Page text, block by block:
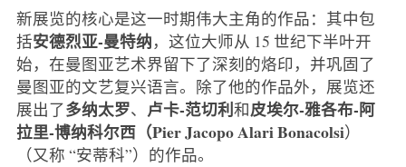
新展览的核心是这一时期伟大主角的作品：其中包
括安德烈亚-曼特纳，这位大师从 15 世纪下半叶开
始，在曼图亚艺术界留下了深刻的烙印，并巩固了
曼图亚的文艺复兴语言。除了他的作品外，展览还
展出了多纳太罗、 卢卡-范切利和皮埃尔-雅各布-阿
拉里-博纳科尔西（Pier Jacopo Alari Bonacolsi）
（又称 “安蒂科”）的作品。